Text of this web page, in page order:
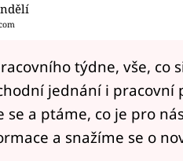
týdne, vše, co
jednání i
se a ptáme, co je pro
a snažíme se o